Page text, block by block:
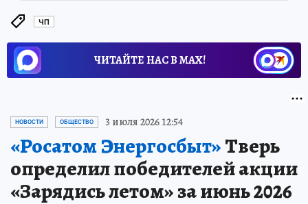
ЧП
ЧИТАЙТЕ НАС В МАХ!
НОВОСТИ ОБЩЕСТВО 3 июля 2026 12:54
«Росатом Энергосбыт»Тверь
определил победителей акции
«Зарядись летом» за июнь 2026